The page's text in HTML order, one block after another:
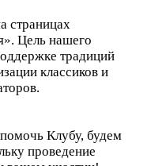
страницах
Цель нашего
традиций
классиков и
Клубу, будем
проведение